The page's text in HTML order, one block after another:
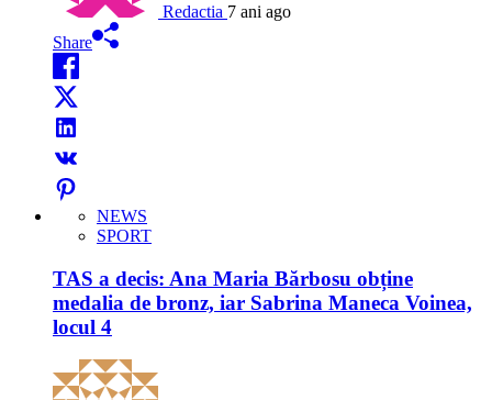
Redactia 7 ani ago
Share
NEWS
SPORT
TAS a decis: Ana Maria Bărbosu obține
medalia de bronz, iar Sabrina Maneca Voinea,
locul 4